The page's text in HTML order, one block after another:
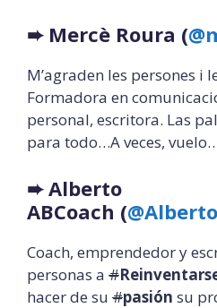
➨ Mercè Roura (
M’agraden les persones i
Formadora en
personal, escritora. Las
para todo…A veces,
➨Alberto
ABCoach (
Coach, emprendedor y
personas a #
hacer de su #pasión su